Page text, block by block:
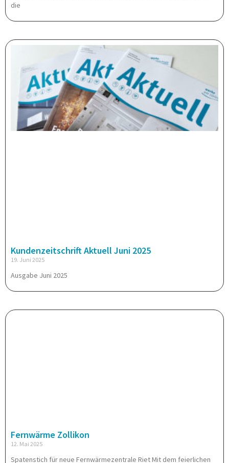
die
Kundenzeitschrift Aktuell Juni 2025
19. Juni 2025
Ausgabe Juni 2025
Fernwärme Zollikon
12. Mai 2025
Spatenstich für neue Fernwärmezentrale Riet Mit dem feierlichen